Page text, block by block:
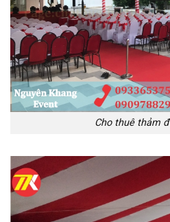
Cho thuê thảm